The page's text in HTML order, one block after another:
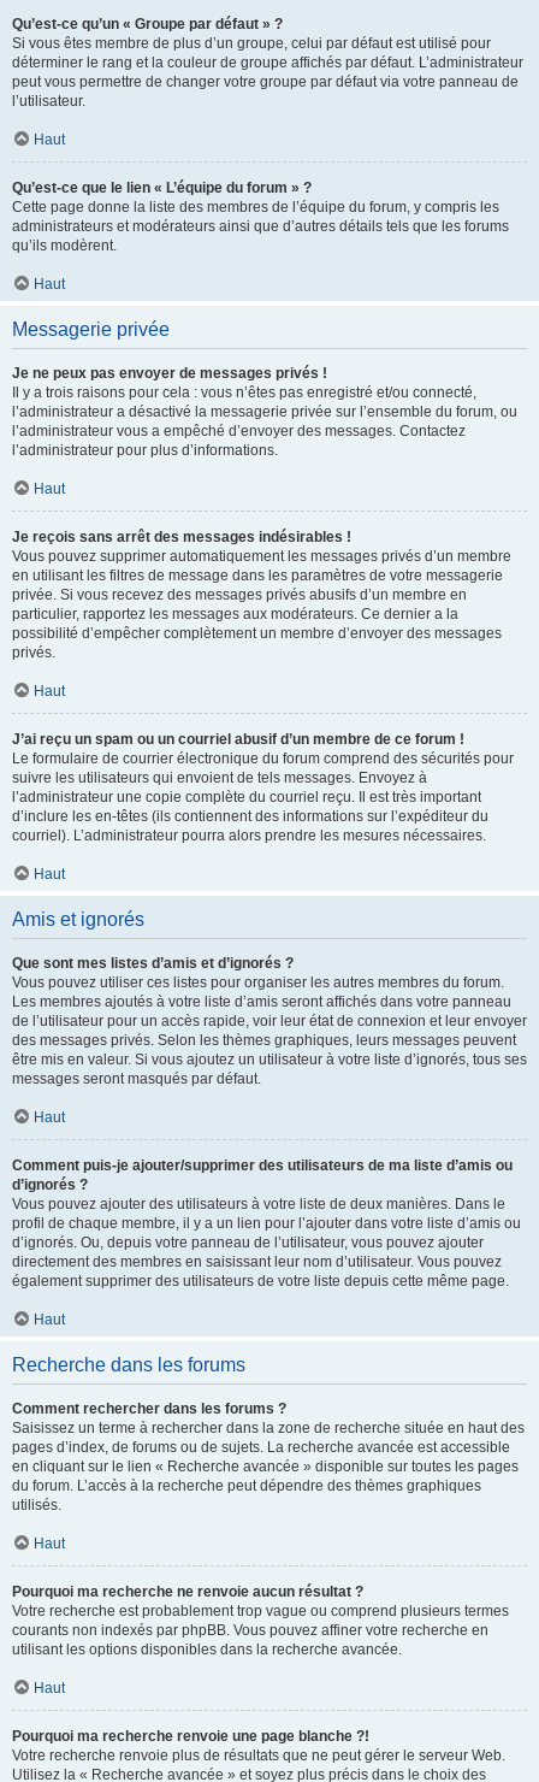
Qu’est-ce qu’un « Groupe par défaut » ?
Si vous êtes membre de plus d’un groupe, celui par défaut est utilisé pour
déterminer le rang et la couleur de groupe affichés par défaut. L’administrateur
peut vous permettre de changer votre groupe par défaut via votre panneau de
l’utilisateur.
Haut
Qu’est-ce que le lien « L’équipe du forum » ?
Cette page donne la liste des membres de l’équipe du forum, y compris les
administrateurs et modérateurs ainsi que d’autres détails tels que les forums
qu’ils modèrent.
Haut
Messagerie privée
Je ne peux pas envoyer de messages privés !
Il y a trois raisons pour cela : vous n’êtes pas enregistré et/ou connecté,
l’administrateur a désactivé la messagerie privée sur l’ensemble du forum, ou
l’administrateur vous a empêché d’envoyer des messages. Contactez
l’administrateur pour plus d’informations.
Haut
Je reçois sans arrêt des messages indésirables !
Vous pouvez supprimer automatiquement les messages privés d’un membre
en utilisant les filtres de message dans les paramètres de votre messagerie
privée. Si vous recevez des messages privés abusifs d’un membre en
particulier, rapportez les messages aux modérateurs. Ce dernier a la
possibilité d’empêcher complètement un membre d’envoyer des messages
privés.
Haut
J’ai reçu un spam ou un courriel abusif d’un membre de ce forum !
Le formulaire de courrier électronique du forum comprend des sécurités pour
suivre les utilisateurs qui envoient de tels messages. Envoyez à
l’administrateur une copie complète du courriel reçu. Il est très important
d’inclure les en-têtes (ils contiennent des informations sur l’expéditeur du
courriel). L’administrateur pourra alors prendre les mesures nécessaires.
Haut
Amis et ignorés
Que sont mes listes d’amis et d’ignorés ?
Vous pouvez utiliser ces listes pour organiser les autres membres du forum.
Les membres ajoutés à votre liste d’amis seront affichés dans votre panneau
de l’utilisateur pour un accès rapide, voir leur état de connexion et leur envoyer
des messages privés. Selon les thèmes graphiques, leurs messages peuvent
être mis en valeur. Si vous ajoutez un utilisateur à votre liste d’ignorés, tous ses
messages seront masqués par défaut.
Haut
Comment puis-je ajouter/supprimer des utilisateurs de ma liste d’amis ou
d’ignorés ?
Vous pouvez ajouter des utilisateurs à votre liste de deux manières. Dans le
profil de chaque membre, il y a un lien pour l’ajouter dans votre liste d’amis ou
d’ignorés. Ou, depuis votre panneau de l’utilisateur, vous pouvez ajouter
directement des membres en saisissant leur nom d’utilisateur. Vous pouvez
également supprimer des utilisateurs de votre liste depuis cette même page.
Haut
Recherche dans les forums
Comment rechercher dans les forums ?
Saisissez un terme à rechercher dans la zone de recherche située en haut des
pages d’index, de forums ou de sujets. La recherche avancée est accessible
en cliquant sur le lien « Recherche avancée » disponible sur toutes les pages
du forum. L’accès à la recherche peut dépendre des thèmes graphiques
utilisés.
Haut
Pourquoi ma recherche ne renvoie aucun résultat ?
Votre recherche est probablement trop vague ou comprend plusieurs termes
courants non indexés par phpBB. Vous pouvez affiner votre recherche en
utilisant les options disponibles dans la recherche avancée.
Haut
Pourquoi ma recherche renvoie une page blanche ?!
Votre recherche renvoie plus de résultats que ne peut gérer le serveur Web.
Utilisez la « Recherche avancée » et soyez plus précis dans le choix des